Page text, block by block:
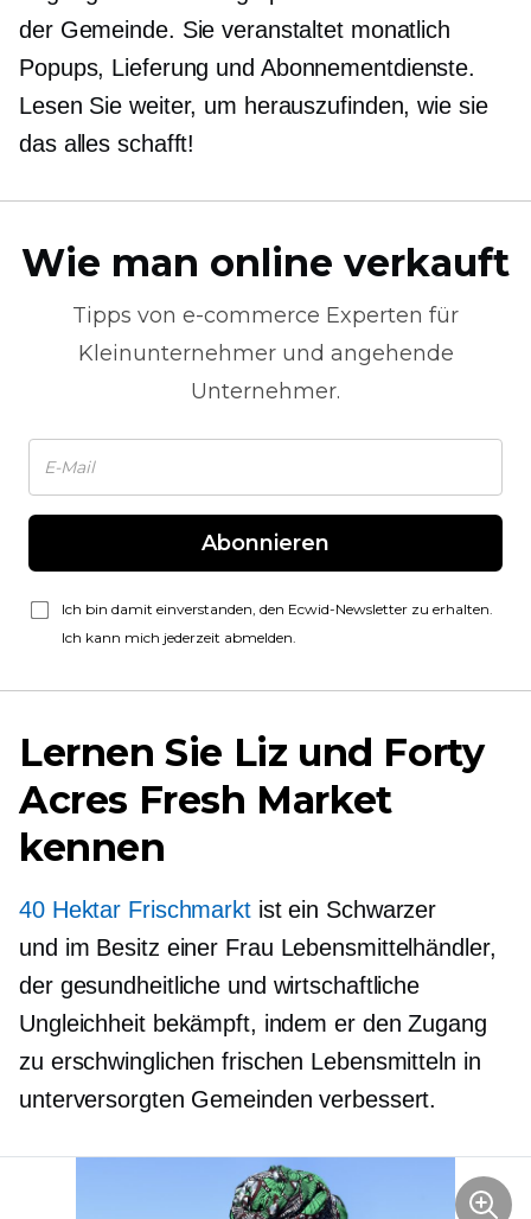
der Gemeinde. Sie veranstaltet monatlich
Popups, Lieferung und Abonnementdienste.
Lesen Sie weiter, um herauszufinden, wie sie
das alles schafft!
Wie man online verkauft
Tipps von e-commerce Experten für
Kleinunternehmer und angehende
Unternehmer.
Abonnieren
Ich bin damit einverstanden, den Ecwid-Newsletter zu erhalten.
Ich kann mich jederzeit abmelden.
Lernen Sie Liz und Forty
Acres Fresh Market
kennen
40 Hektar Frischmarktist ein Schwarzer
und im Besitz einer Frau Lebensmittelhändler,
der gesundheitliche und wirtschaftliche
Ungleichheit bekämpft, indem er den Zugang
zu erschwinglichen frischen Lebensmitteln in
unterversorgten Gemeinden verbessert.